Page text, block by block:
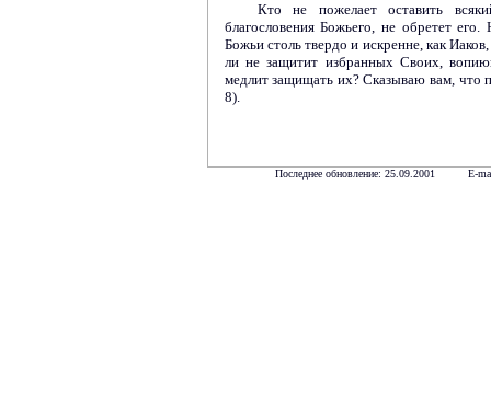
Кто не пожелает оставить
благословения Божьего, не обретет
Божьи столь твердо и искренне, как
ли не защитит избранных Своих,
медлит защищать их? Сказываю вам, что
8).
Последнее обновление: 25.09.2001 E-